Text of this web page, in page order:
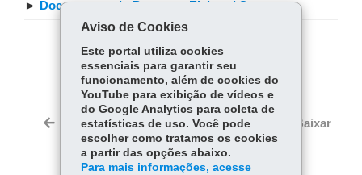
►
Documentos do Processo Eleitoral Suspenso
COMPARTILHE:
Fa
ce
bo
ok
Tw
itt
er
W
ha
ts
Ap
Voltar Início Imprimir Baixar
Aviso de Cookies
Este portal utiliza cookies
essenciais para garantir seu
funcionamento, além de cookies do
YouTube para exibição de vídeos e
do Google Analytics para coleta de
estatísticas de uso. Você pode
escolher como tratamos os cookies
a partir das opções abaixo.
Para mais informações, acesse